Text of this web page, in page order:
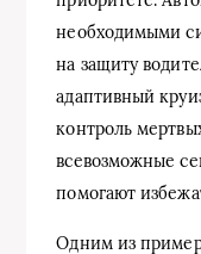
необходимыми
на защиту
адаптивный
контроль
всевозможные
помогают
Одним из